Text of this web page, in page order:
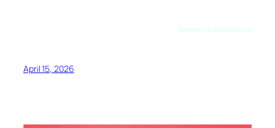
Preuzeto sa allrecipes.com
April 15, 2026